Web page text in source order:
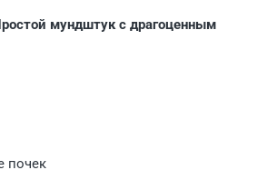
мундштук с драгоценным
почек